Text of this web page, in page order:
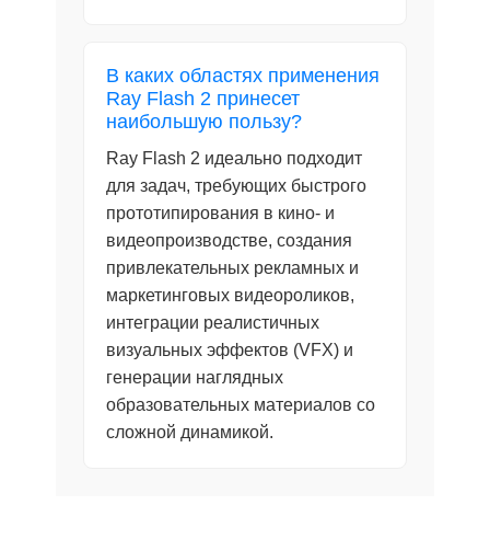
В каких областях применения
Ray Flash 2 принесет
наибольшую пользу?
Ray Flash 2 идеально подходит
для задач, требующих быстрого
прототипирования в кино- и
видеопроизводстве, создания
привлекательных рекламных и
маркетинговых видеороликов,
интеграции реалистичных
визуальных эффектов (VFX) и
генерации наглядных
образовательных материалов со
сложной динамикой.